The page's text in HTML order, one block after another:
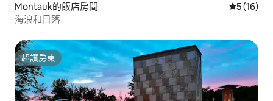
Montauk的飯店房間 從 16 則
5 (16)
海浪和日落
超讚房東
超讚房東